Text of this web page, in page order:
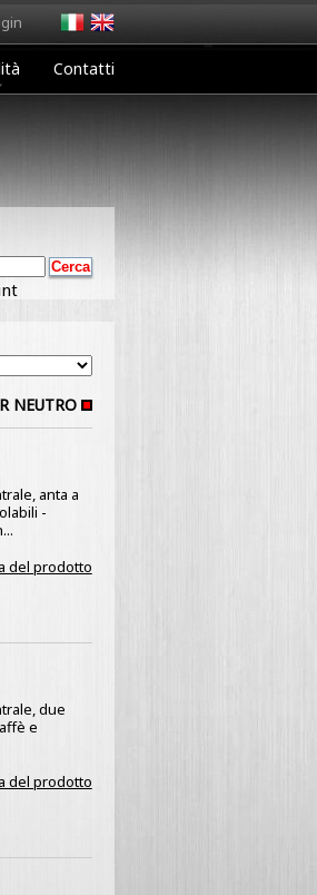
Contatti
NEUTRO
anta a
-
del prodotto
due
e
del prodotto